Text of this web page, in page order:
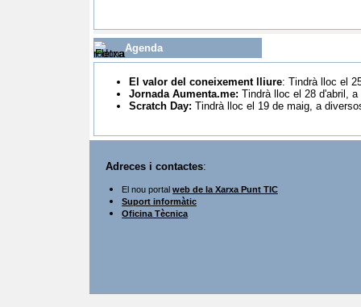
Agenda
El valor del coneixement lliure: Tindrà lloc el
Jornada Aumenta.me: Tindrà lloc el 28 d'abril,
Scratch Day: Tindrà lloc el 19 de maig, a
Adreces i contactes:
El nou portal web de la Xarxa Punt TIC
Suport informàtic
Oficina Tècnica